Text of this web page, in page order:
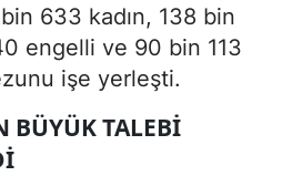
633 kadın, 138 bin
engelli ve 90 bin 113
işe yerleşti.
BÜYÜK TALEBI